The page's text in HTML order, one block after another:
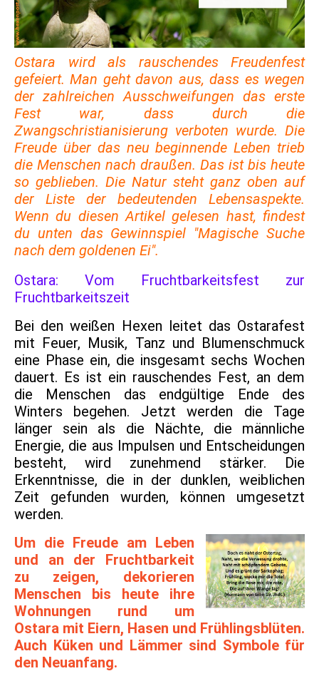
Ostara wird als rauschendes Freudenfest
gefeiert. Man geht davon aus, dass es wegen
der zahlreichen Ausschweifungen das erste
Fest war, dass durch die
Zwangschristianisierung verboten wurde. Die
Freude über das neu beginnende Leben trieb
die Menschen nach draußen. Das ist bis heute
so geblieben. Die Natur steht ganz oben auf
der Liste der bedeutenden Lebensaspekte.
Wenn du diesen Artikel gelesen hast, findest
du unten das Gewinnspiel "Magische Suche
nach dem goldenen Ei".
Ostara: Vom Fruchtbarkeitsfest zur
Fruchtbarkeitszeit
Bei den weißen Hexen leitet das Ostarafest
mit Feuer, Musik, Tanz und Blumenschmuck
eine Phase ein, die insgesamt sechs Wochen
dauert. Es ist ein rauschendes Fest, an dem
die Menschen das endgültige Ende des
Winters begehen. Jetzt werden die Tage
länger sein als die Nächte, die männliche
Energie, die aus Impulsen und Entscheidungen
besteht, wird zunehmend stärker. Die
Erkenntnisse, die in der dunklen, weiblichen
Zeit gefunden wurden, können umgesetzt
werden.
Um die Freude am Leben
und an der Fruchtbarkeit
zu zeigen, dekorieren
Menschen bis heute ihre
Wohnungen rund um
Ostara mit Eiern, Hasen und Frühlingsblüten.
Auch Küken und Lämmer sind Symbole für
den Neuanfang.